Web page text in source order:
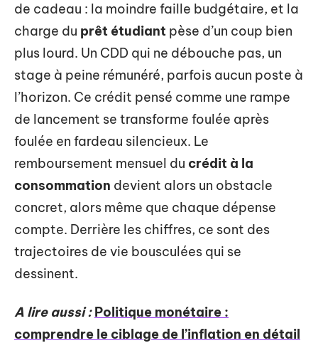
de cadeau : la moindre faille budgétaire, et la
charge du prêt étudiant pèse d’un coup bien
plus lourd. Un CDD qui ne débouche pas, un
stage à peine rémunéré, parfois aucun poste à
l’horizon. Ce crédit pensé comme une rampe
de lancement se transforme foulée après
foulée en fardeau silencieux. Le
remboursement mensuel du crédit à la
consommation devient alors un obstacle
concret, alors même que chaque dépense
compte. Derrière les chiffres, ce sont des
trajectoires de vie bousculées qui se
dessinent.
A lire aussi : Politique monétaire :
comprendre le ciblage de l’inflation en détail